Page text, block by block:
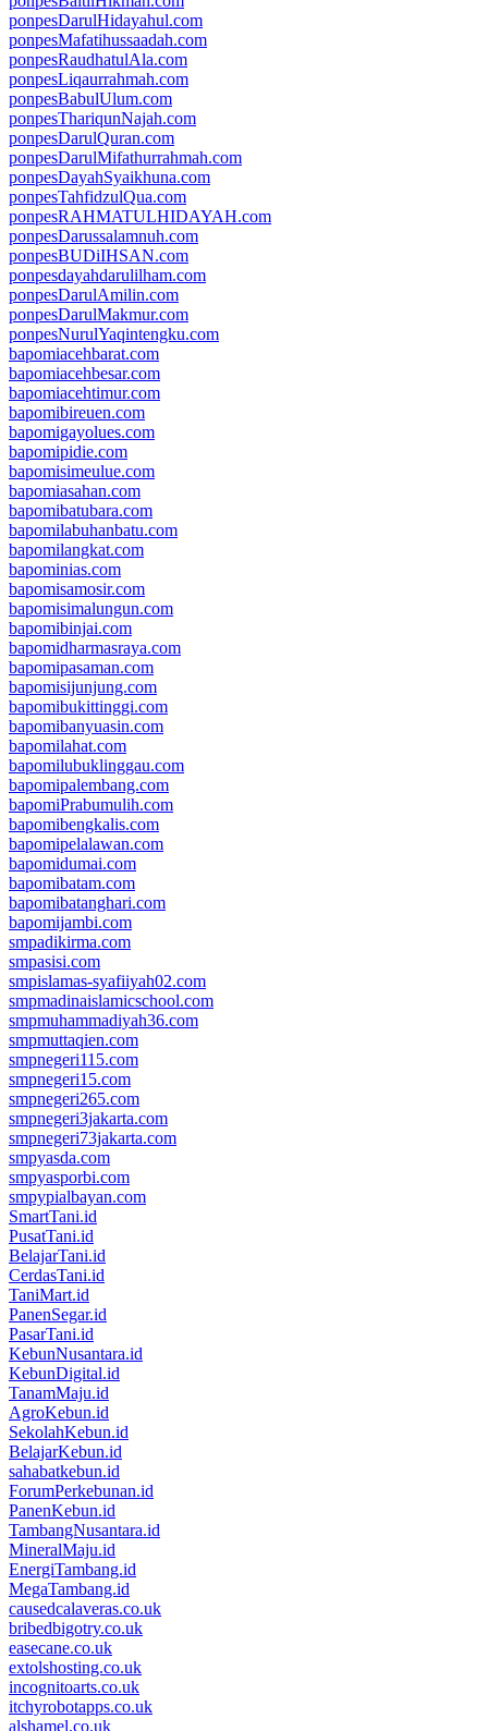
ponpesDarulHidayahul.com
ponpesMafatihussaadah.com
ponpesRaudhatulAla.com
ponpesLiqaurrahmah.com
ponpesBabulUlum.com
ponpesThariqunNajah.com
ponpesDarulQuran.com
ponpesDarulMifathurrahmah.com
ponpesDayahSyaikhuna.com
ponpesTahfidzulQua.com
ponpesRAHMATULHIDAYAH.com
ponpesDarussalamnuh.com
ponpesBUDiIHSAN.com
ponpesdayahdarulilham.com
ponpesDarulAmilin.com
ponpesDarulMakmur.com
ponpesNurulYaqintengku.com
bapomiacehbarat.com
bapomiacehbesar.com
bapomiacehtimur.com
bapomibireuen.com
bapomigayolues.com
bapomipidie.com
bapomisimeulue.com
bapomiasahan.com
bapomibatubara.com
bapomilabuhanbatu.com
bapomilangkat.com
bapominias.com
bapomisamosir.com
bapomisimalungun.com
bapomibinjai.com
bapomidharmasraya.com
bapomipasaman.com
bapomisijunjung.com
bapomibukittinggi.com
bapomibanyuasin.com
bapomilahat.com
bapomilubuklinggau.com
bapomipalembang.com
bapomiPrabumulih.com
bapomibengkalis.com
bapomipelalawan.com
bapomidumai.com
bapomibatam.com
bapomibatanghari.com
bapomijambi.com
smpadikirma.com
smpasisi.com
smpislamas-syafiiyah02.com
smpmadinaislamicschool.com
smpmuhammadiyah36.com
smpmuttaqien.com
smpnegeri115.com
smpnegeri15.com
smpnegeri265.com
smpnegeri3jakarta.com
smpnegeri73jakarta.com
smpyasda.com
smpyasporbi.com
smpypialbayan.com
SmartTani.id
PusatTani.id
BelajarTani.id
CerdasTani.id
TaniMart.id
PanenSegar.id
PasarTani.id
KebunNusantara.id
KebunDigital.id
TanamMaju.id
AgroKebun.id
SekolahKebun.id
BelajarKebun.id
sahabatkebun.id
ForumPerkebunan.id
PanenKebun.id
TambangNusantara.id
MineralMaju.id
EnergiTambang.id
MegaTambang.id
causedcalaveras.co.uk
bribedbigotry.co.uk
easecane.co.uk
extolshosting.co.uk
incognitoarts.co.uk
itchyrobotapps.co.uk
alshamel.co.uk